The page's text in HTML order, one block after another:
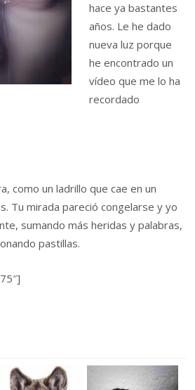
hace ya bastantes
años. Le he dado
nueva luz porque
he encontrado un
vídeo que me lo ha
recordado
como un ladrillo que cae en un
Tu mirada pareció congelarse y yo
sumando más heridas y palabras,
pastillas.